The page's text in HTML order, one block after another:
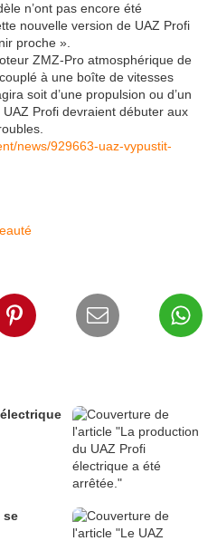
n’ont pas encore été
nouvelle version de UAZ Profi
proche ».
ZMZ-Pro atmosphérique de
à une boîte de vitesses
soit d’une propulsion ou d’un
Profi devraient débuter aux
news/929663-uaz-vypustit-
se